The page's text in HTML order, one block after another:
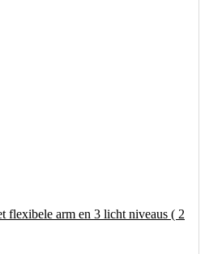
flexibele arm en 3 licht niveaus ( 2